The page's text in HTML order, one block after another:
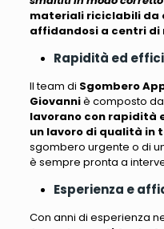
materiali riciclabili da
affidandosi a centri
Rapidità ed
Il team di Sgombero
Giovanniè composto
lavorano con rapidità
un lavoro di qualità in
sgombero urgente o di
è sempre pronta a
Esperienza e
Con anni di esperienza